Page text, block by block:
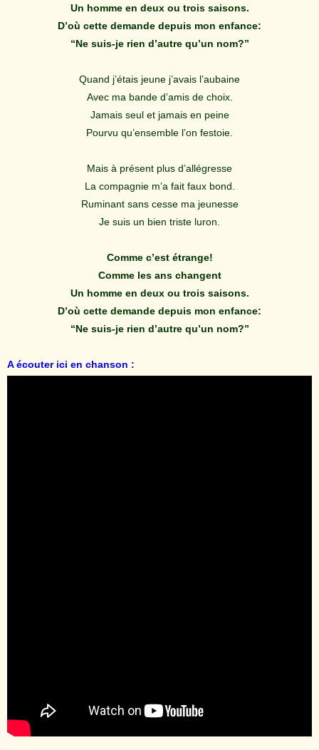
Un homme en deux ou trois saisons.
D’où cette demande depuis mon enfance:
“Ne suis-je rien d’autre qu’un nom?”
Quand j’étais jeune j’avais l’aubaine
Avec ma bande d’amis de choix.
Jamais seul et jamais en peine
Pourvu qu’ensemble l’on festoie.
Mais à présent plus d’allégresse
La compagnie m’a fait faux bond.
Ruminant sans cesse ma jeunesse
Je suis un bien triste luron.
Comme c’est étrange!
Comme les ans changent
Un homme en deux ou trois saisons.
D’où cette demande depuis mon enfance:
“Ne suis-je rien d’autre qu’un nom?”
A écouter ici en chanson :